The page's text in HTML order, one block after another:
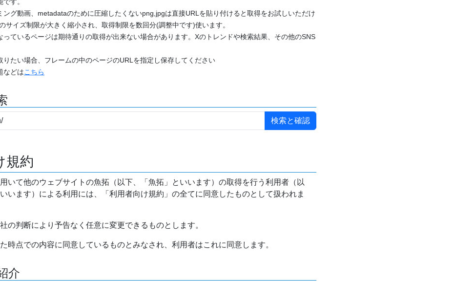
ング動画、metadataのために圧縮したくないpng,jpgは直接URLを貼り付けると取得をお試しいただけ
サイズ制限が大きく縮小され、取得制限を数回分(調整中です)使います。
っているページは期待通りの取得が出来ない場合があります。Xのトレンドや検索結果、その他のSNS
りたい場合、フレームの中のページのURLを指定し保存してください
などはこちら
規約
用いて他のウェブサイトの魚拓（以下、「魚拓」といいます）の取得を行う利用者（以
います）による利用には、「利用者向け規約」の全てに同意したものとして扱われま
の判断により予告なく任意に変更できるものとします。
時点での内容に同意しているものとみなされ、利用者はこれに同意します。
介